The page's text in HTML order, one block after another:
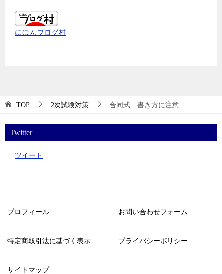
にほんブログ村
TOP 2次試験対策 合同式 書き方に注意
Twitter
ツイート
プロフィール お問い合わせフォーム
特定商取引法に基づく表示 プライバシーポリシー
サイトマップ